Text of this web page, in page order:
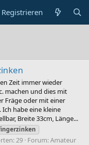
Registrieren
Zeit immer wieder
machen und dies mit
Fräge oder mit einer
habe eine kleine
Breite 33cm, Länge...
29 Forum:Amateur